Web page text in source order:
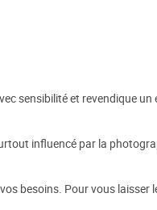
sensibilité et revendique
influencé par la
besoins. Pour vous